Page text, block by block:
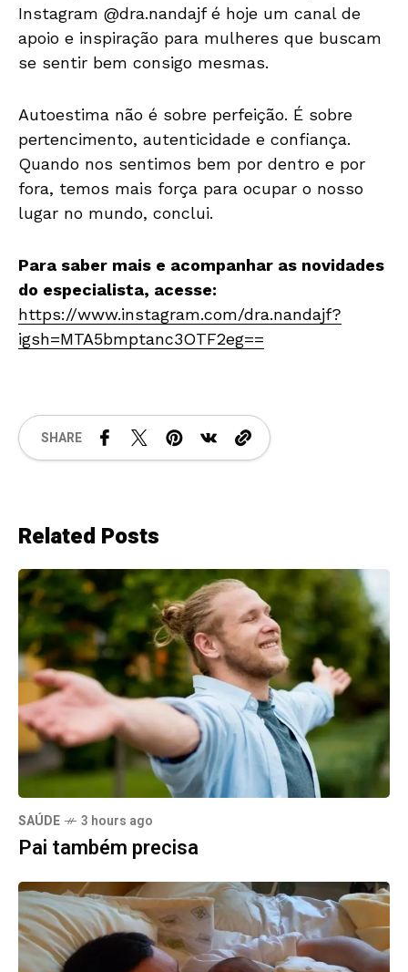
Instagram @dra.nandajf é hoje um canal de
apoio e inspiração para mulheres que buscam
se sentir bem consigo mesmas.
Autoestima não é sobre perfeição. É sobre
pertencimento, autenticidade e confiança.
Quando nos sentimos bem por dentro e por
fora, temos mais força para ocupar o nosso
lugar no mundo, conclui.
Para saber mais e acompanhar as novidades
do especialista, acesse:
https://www.instagram.com/dra.nandajf?
igsh=MTA5bmptanc3OTF2eg==
SHARE
Related Posts
SAÚDE 3 hours ago
Pai também precisa